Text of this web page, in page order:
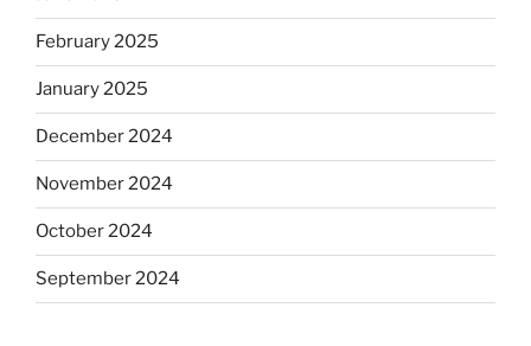
February 2025
January 2025
December 2024
November 2024
October 2024
September 2024